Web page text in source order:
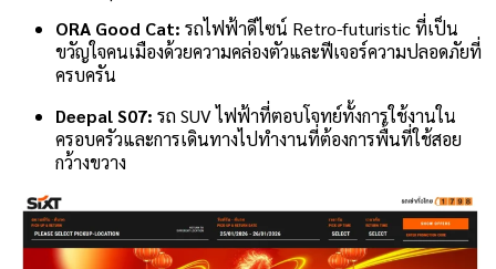
ORA Good Cat: รถไฟฟ้าดีไซน์ Retro-futuristic ที่เป็น
ขวัญใจคนเมืองด้วยความคล่องตัวและฟีเจอร์ความปลอดภัยที่
ครบครัน
Deepal S07: รถ SUV ไฟฟ้าที่ตอบโจทย์ทั้งการใช้งานใน
ครอบครัวและการเดินทางไปทำงานที่ต้องการพื้นที่ใช้สอย
กว้างขวาง